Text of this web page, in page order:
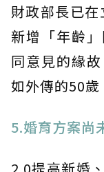
財政部長已
新增「年齡
同意見的緣
如外傳的50歲
5.婚育方案尚